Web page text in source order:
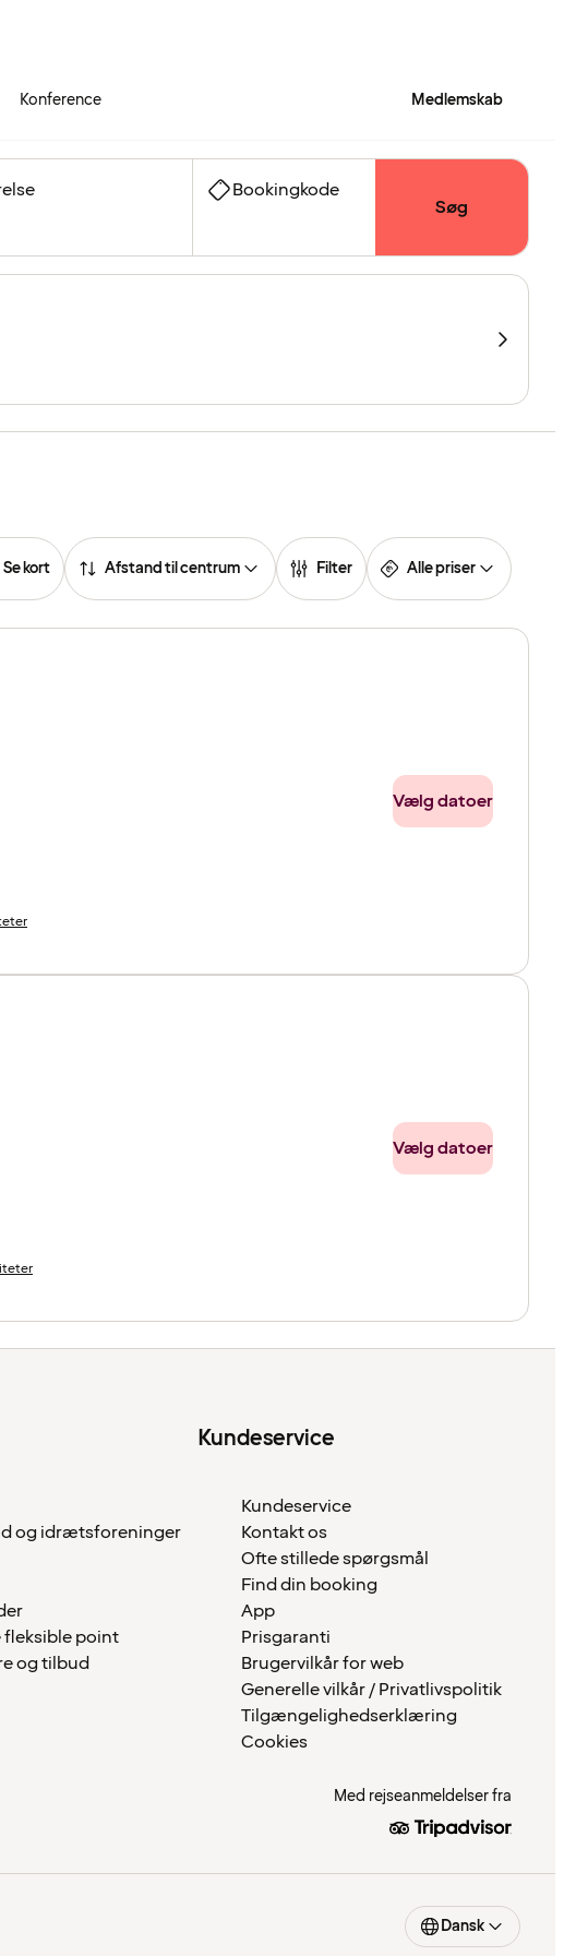
Konference Medlemskab
Bookingkode
Søg
Se kort
Afstand til centrum Filter Alle priser
Vælg datoer
Vælg datoer
og idrætsforeninger
point
og tilbud
Kundeservice
Kundeservice
Kontakt os
Ofte stillede spørgsmål
Find din booking
App
Prisgaranti
Brugervilkår for web
Generelle vilkår / Privatlivspolitik
Tilgængelighedserklæring
Cookies
Med rejseanmeldelser fra
Dansk